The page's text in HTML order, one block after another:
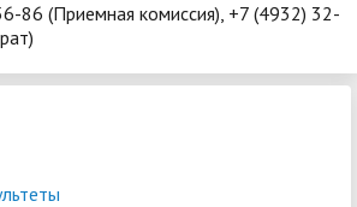
86 (Приемная комиссия), +7 (4932) 32-